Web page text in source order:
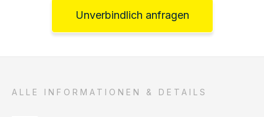
Unverbindlich anfragen
ALLE INFORMATIONEN & DETAILS